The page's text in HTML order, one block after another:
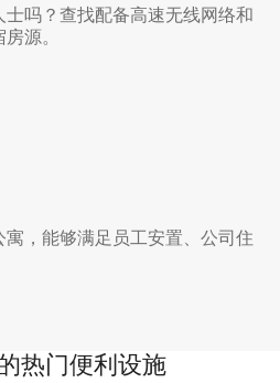
吗？查找配备高速无线网络和
源。
，能够满足员工安置、公司住
热门便利设施